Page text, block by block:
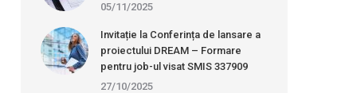
05/11/2025
Invitație la Conferința de lansare a
proiectului DREAM – Formare
pentru job-ul visat SMIS 337909
27/10/2025